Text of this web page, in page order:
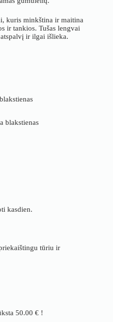
kuris minkština ir maitina
ir tankios. Tušas lengvai
ir ilgai išlieka.
blakstienas
kasdien.
tūriu ir
50.00 € !